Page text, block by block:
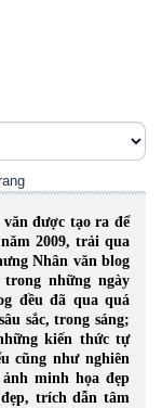
được tạo ra để
2009, trải qua
Nhân văn blog
những ngày
đều đã qua quá
sắc, trong sáng;
kiến thức tự
cũng như nghiên
minh họa đẹp
trích dẫn tâm